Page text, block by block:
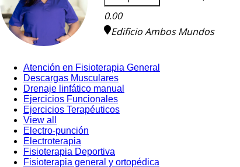
0.00
Edificio Ambos Mundos
Atención en Fisioterapia General
Descargas Musculares
Drenaje linfático manual
Ejercicios Funcionales
Ejercicios Terapéuticos
View all
Electro-punción
Electroterapia
Fisioterapia Deportiva
Fisioterapia general y ortopédica